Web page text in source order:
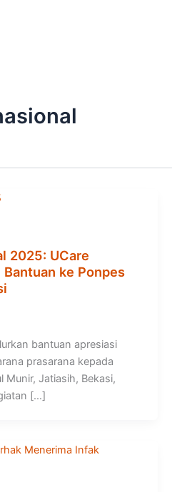
2025: UCare
ke Ponpes
bantuan apresiasi
prasarana kepada
Munir, Jatiasih, Bekasi,
[…]